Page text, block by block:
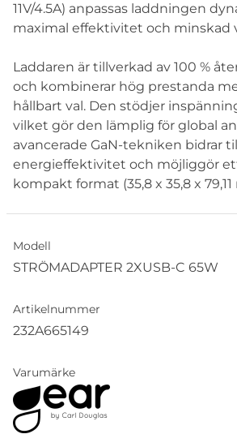
11V/4.5A) anpassas laddningen
maximal effektivitet och minskad
Laddaren är tillverkad av 100 %
och kombinerar hög prestanda
hållbart val. Den stödjer
vilket gör den lämplig för global
avancerade GaN-tekniken bidrar
energieffektivitet och möjliggör
kompakt format (35,8 x 35,8 x
Modell
STRÖMADAPTER 2XUSB-C 65W
Artikelnummer
232A665149
Varumärke